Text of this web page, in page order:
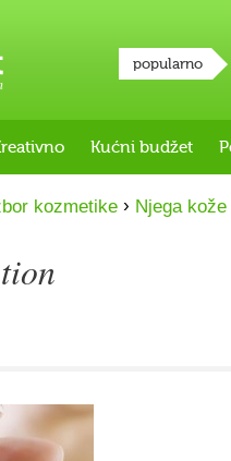
popularno
Kućni budžet
kozmetike › Njega